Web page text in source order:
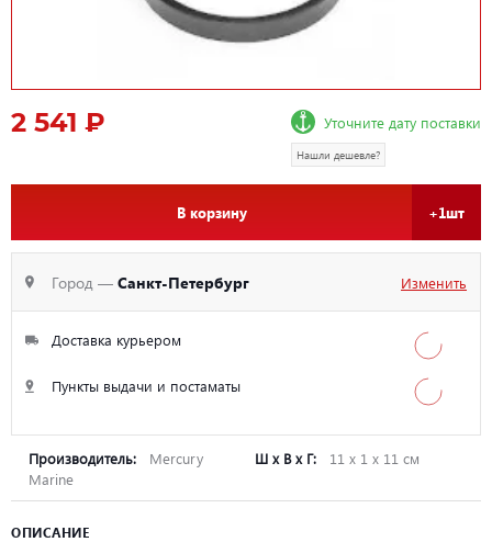
2 541 ₽ Уточните дату поставки
Нашли дешевле?
В корзину +1шт
Город — Санкт-Петербург Изменить
Доставка курьером
Пункты выдачи и постаматы
Производитель:
Mercury
Marine
Ш х В х Г: 11 х 1 х 11 см
ОПИСАНИЕ